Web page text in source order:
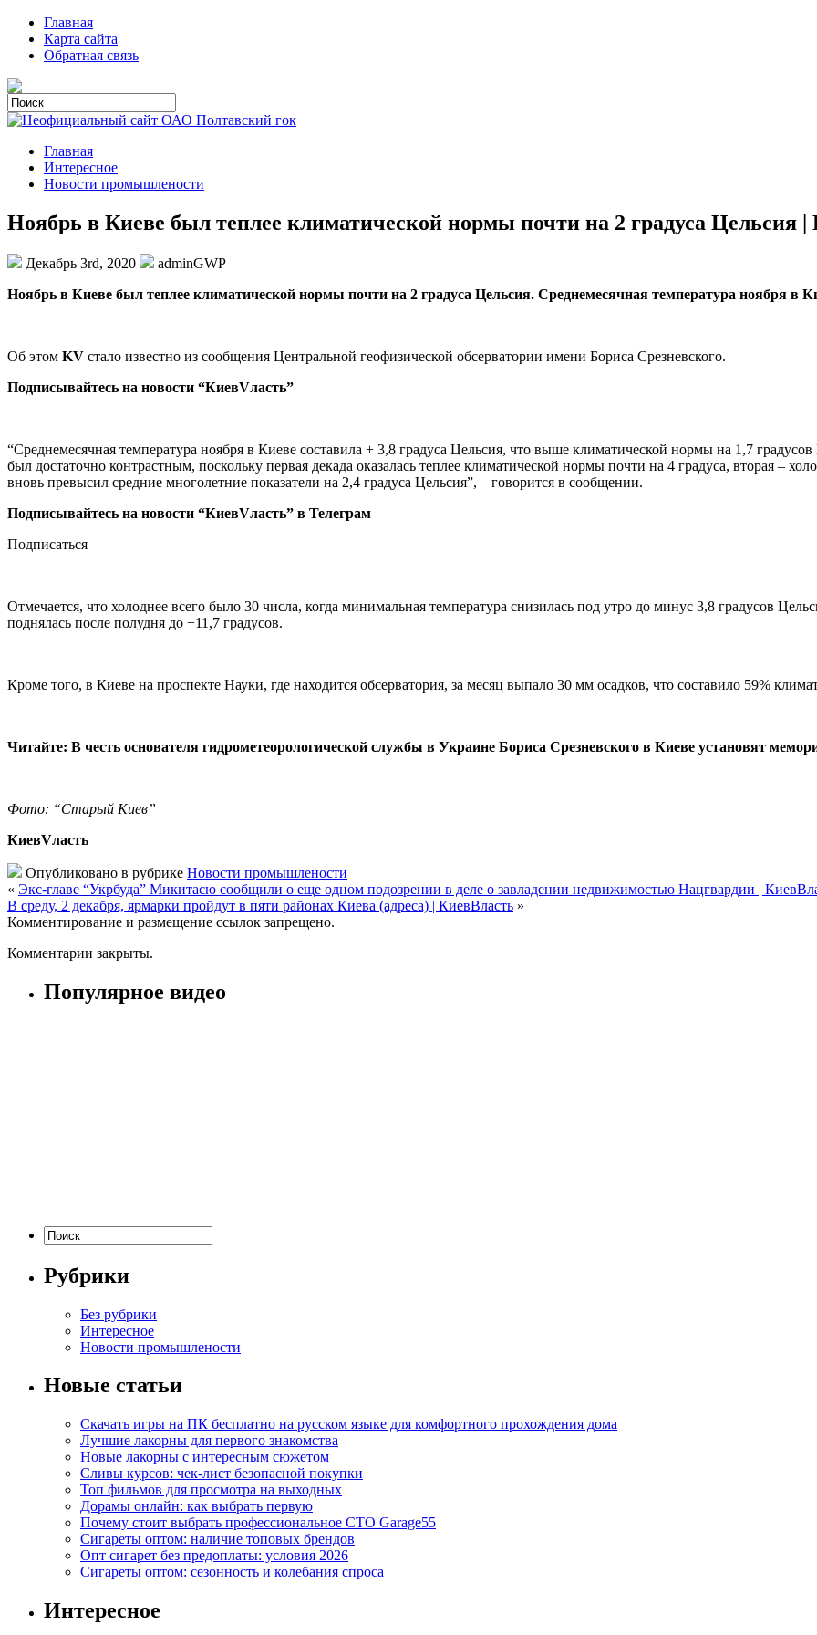
Главная
Карта сайта
Обратная связь
Главная
Интересное
Новости промышлености
Ноябрь в Киеве был теплее климатической нормы почти на 2 градуса Цельсия |
Декабрь 3rd, 2020
adminGWP
Нoябрь в Киeвe был теплее климатической нормы почти на 2 градуса Цельсия. Среднемесячная температура ноября в
Об этом KV стало известно из сообщения Центральной геофизической обсерватории имени Бориса Срезневского.
Подписывайтесь на новости “КиевVласть”
“Среднемесячная температура ноября в Киеве составила + 3,8 градуса Цельсия, что выше климатической нормы на 1,7
был достаточно контрастным, поскольку первая декада оказалась теплее климатической нормы почти на 4 градуса, вторая –
вновь превысил средние многолетние показатели на 2,4 градуса Цельсия”, – говорится в сообщении.
Подписывайтесь на новости “КиевVласть” в Телеграм
Подписаться
Отмечается, что холоднее всего было 30 числа, когда минимальная температура снизилась под утро до минус 3,8 градусов
поднялась после полудня до +11,7 градусов.
Кроме того, в Киеве на проспекте Науки, где находится обсерватория, за месяц выпало 30 мм осадков, что составило 59%
Читайте: В честь основателя гидрометеорологической службы в Украине Бориса Срезневского в Киеве установят
Фото: “Старый Киев”
КиевVласть
Опубликовано в рубрике Новости промышлености
« Экс-главе “Укрбуда” Микитасю сообщили о еще одном подозрении в деле о завладении недвижимостью Нацгвардии |
В среду, 2 декабря, ярмарки пройдут в пяти районах Киева (адреса) | КиевВласть »
Комментирование и размещение ссылок запрещено.
Комментарии закрыты.
Популярное видео
Рубрики
Без рубрики
Интересное
Новости промышлености
Новые статьи
Скачать игры на ПК бесплатно на русском языке для комфортного прохождения дома
Лучшие лакорны для первого знакомства
Новые лакорны с интересным сюжетом
Сливы курсов: чек-лист безопасной покупки
Топ фильмов для просмотра на выходных
Дорамы онлайн: как выбрать первую
Почему стоит выбрать профессиональное СТО Garage55
Сигареты оптом: наличие топовых брендов
Опт сигарет без предоплаты: условия 2026
Сигареты оптом: сезонность и колебания спроса
Интересное